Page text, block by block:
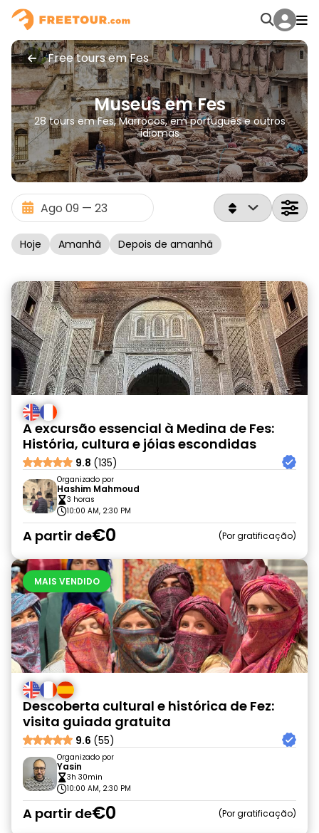
Free tours em Fes
Museus em Fes
28 tours em Fes, Marrocos, em português e outros
idiomas
Hoje Amanhã Depois de amanhã
A excursão essencial à Medina de Fes:
História, cultura e jóias escondidas
9.8 (135)
Organizado por
Hashim Mahmoud
3 horas
10:00 AM, 2:30 PM
A partir de€0 Por gratificação
MAIS VENDIDO
Descoberta cultural e histórica de Fez:
visita guiada gratuita
9.6 (55)
Organizado por
Yasin
3h 30min
10:00 AM, 2:30 PM
A partir de€0 Por gratificação